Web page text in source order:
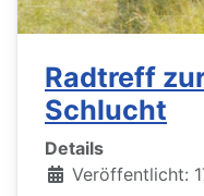
Radtreff
Schlucht
Details
Veröffentlicht: